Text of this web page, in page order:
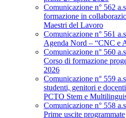
Comunicazione n° 562
formazione in
Maestri del Lavoro
Comunicazione n° 561
Agenda Nord – “CNC e
Comunicazione n° 560
Corso di formazione
2026
Comunicazione n° 559
studenti, genitori e
PCTO Stem e
Comunicazione n° 558
Prime uscite programmate